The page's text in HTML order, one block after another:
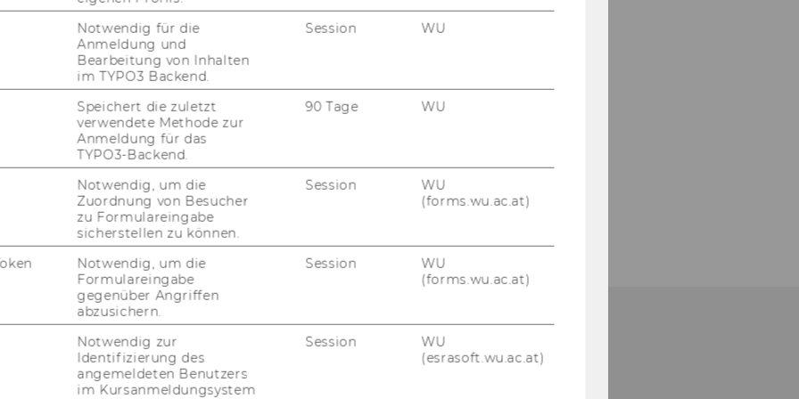
pro­jects deal with in­ter­na­tio­nal with­
of R&D and op­ti­mal per­so­nal
Notwendig für die
Anmeldung und
Bearbeitung von Inhalten
im TYPO3 Backend.
Session WU
Speichert die zuletzt
verwendete Methode zur
Anmeldung für das
TYPO3-Backend.
90 Tage WU
Notwendig, um die
Zuordnung von Besucher
zu Formulareingabe
sicherstellen zu können.
Session
WU
(forms.wu.ac.at)
Notwendig, um die
Formulareingabe
gegenüber Angriffen
abzusichern.
Session
WU
(forms.wu.ac.at)
Notwendig zur
Identifizierung des
angemeldeten Benutzers
im Kursanmeldungsystem
Session
WU
(esrasoft.wu.ac.at)